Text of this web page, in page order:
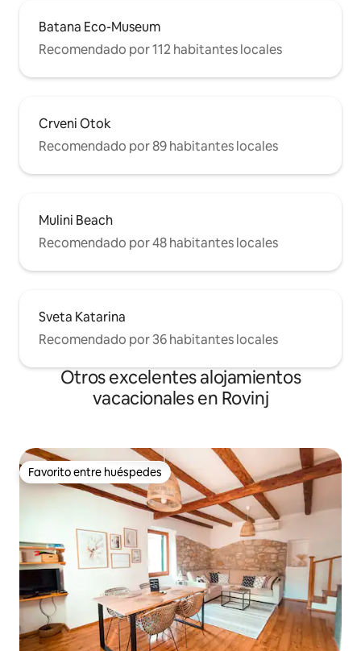
Batana Eco-Museum
Recomendado por 112 habitantes locales
Crveni Otok
Recomendado por 89 habitantes locales
Mulini Beach
Recomendado por 48 habitantes locales
Sveta Katarina
Recomendado por 36 habitantes locales
Otros excelentes alojamientos
vacacionales en Rovinj
Favorito entre huéspedes
Favorito entre huéspedes